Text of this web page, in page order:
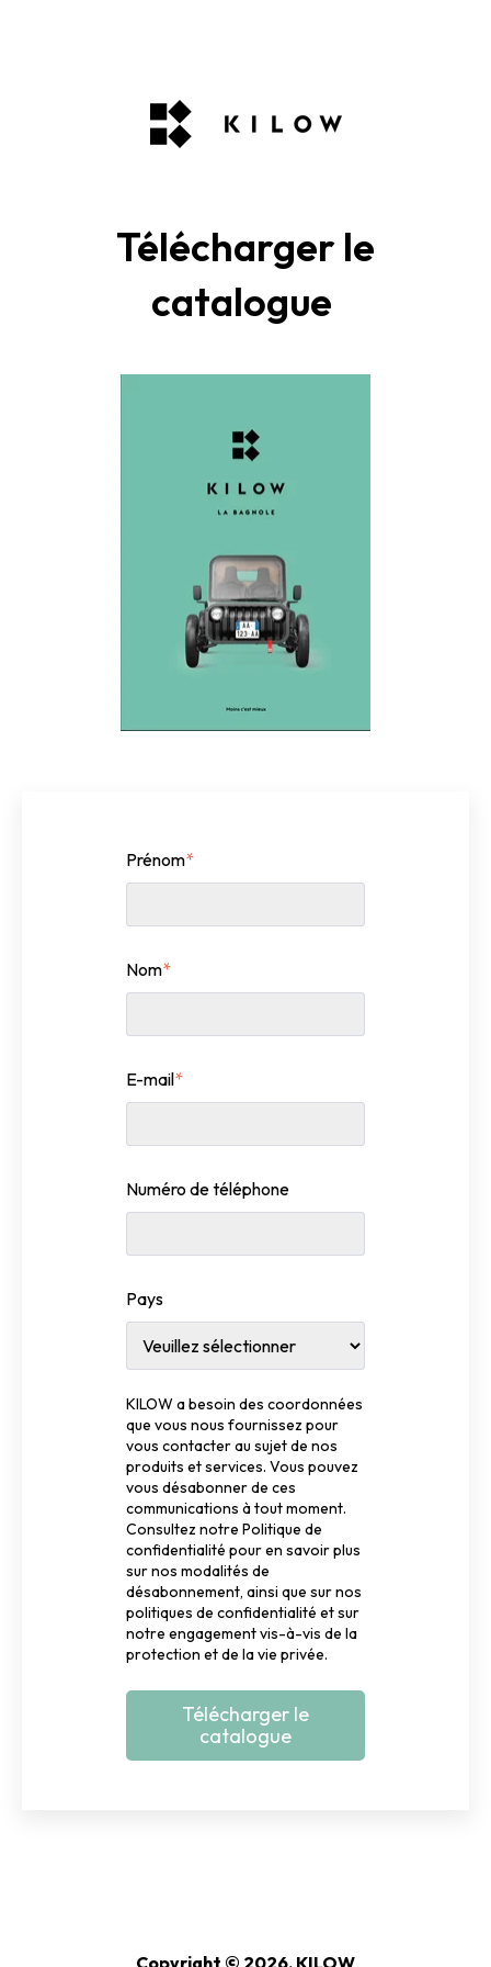
Télécharger le
catalogue
Prénom*
Nom*
E-mail*
Numéro de téléphone
Pays
KILOW a besoin des coordonnées
que vous nous fournissez pour
vous contacter au sujet de nos
produits et services. Vous pouvez
vous désabonner de ces
communications à tout moment.
Consultez notre Politique de
confidentialité pour en savoir plus
sur nos modalités de
désabonnement, ainsi que sur nos
politiques de confidentialité et sur
notre engagement vis-à-vis de la
protection et de la vie privée.
Copyright © 2026, KILOW